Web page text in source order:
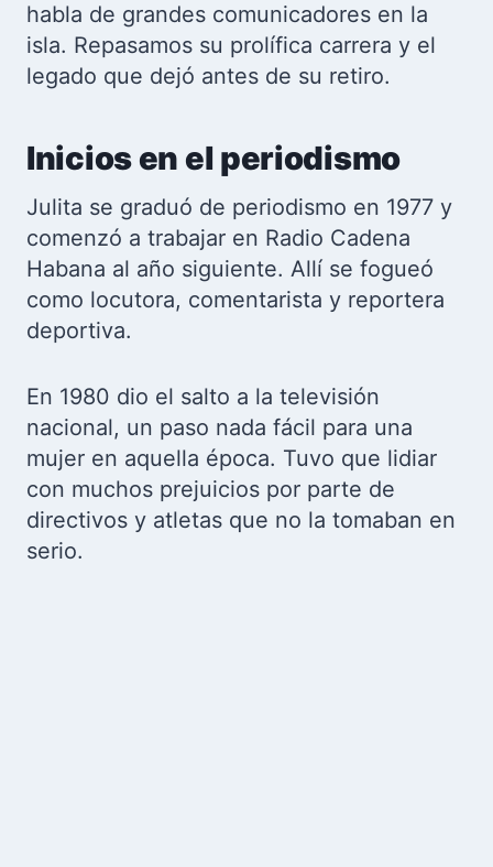
habla de grandes comunicadores en la
isla. Repasamos su prolífica carrera y el
legado que dejó antes de su retiro.
Inicios en el periodismo
Julita se graduó de periodismo en 1977 y
comenzó a trabajar en Radio Cadena
Habana al año siguiente. Allí se fogueó
como locutora, comentarista y reportera
deportiva.
En 1980 dio el salto a la televisión
nacional, un paso nada fácil para una
mujer en aquella época. Tuvo que lidiar
con muchos prejuicios por parte de
directivos y atletas que no la tomaban en
serio.